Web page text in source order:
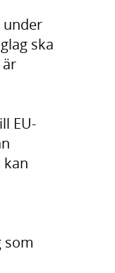
under
ska
EU-
kan
som